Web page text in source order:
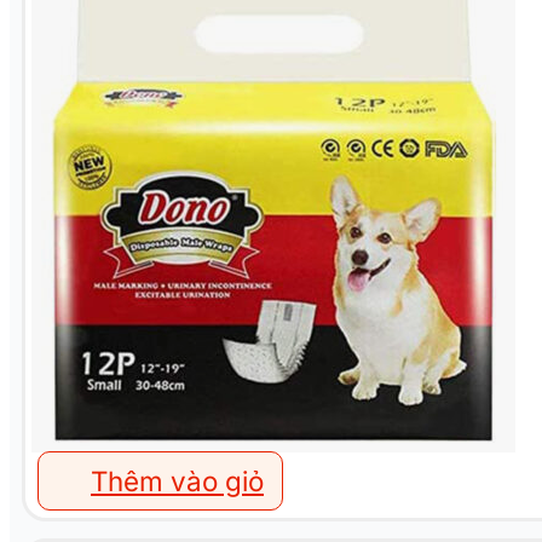
Thêm vào giỏ